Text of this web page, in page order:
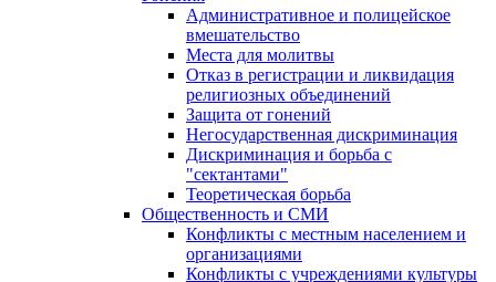
Административное и полицейское
вмешательство
Места для молитвы
Отказ в регистрации и ликвидация
религиозных объединений
Защита от гонений
Негосударственная дискриминация
Дискриминация и борьба с
"сектантами"
Теоретическая борьба
Общественность и СМИ
Конфликты с местным населением и
организациями
Конфликты с учреждениями культуры